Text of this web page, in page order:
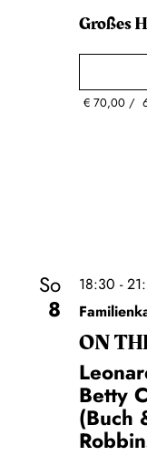
Großes
€ 70,00
So
8
18:30 -
ON
Betty
(Buch